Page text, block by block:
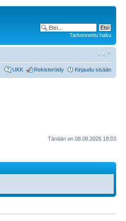
Tarkennettu haku
UKK Rekisteröidy Kirjaudu sisään
Tänään on 08.08.2026 18:03